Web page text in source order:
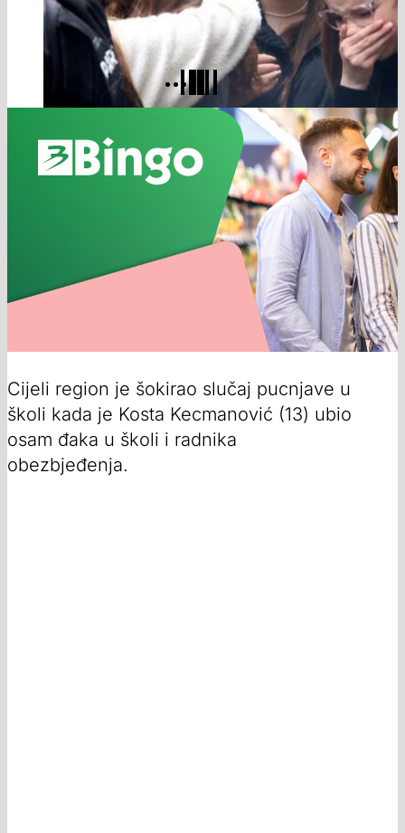
Cijeli region je šokirao slučaj pucnjave u
školi kada je Kosta Kecmanović (13) ubio
osam đaka u školi i radnika
obezbjeđenja.